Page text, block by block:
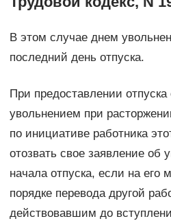
В этом случае днем
последний день отпуска.
При предоставлении
увольнением при
по инициативе работника
отозвать свое заявление об
начала отпуска, если на его
порядке перевода другой
действовавшим до